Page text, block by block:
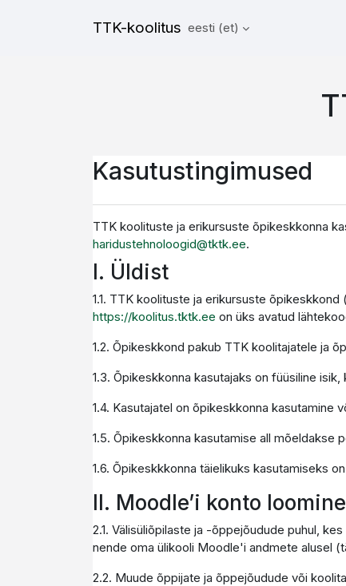
TTK-koolitus eesti ‎(et)‎
Kasutustingimused
TTK koolituste ja erikursuste õpikeskkonna
haridustehnoloogid@tktk.ee.
I. Üldist
1.1. TTK koolituste ja erikursuste
https://koolitus.tktk.ee on üks avatud
1.2. Õpikeskkond pakub TTK koolitajatele ja
1.3. Õpikeskkonna kasutajaks on füüsiline
1.4. Kasutajatel on õpikeskkonna kasutamine
1.5. Õpikeskkonna kasutamise all
1.6. Õpikeskkkonna täielikuks kasutamiseks
II. Moodle’i konto
2.1. Välisüliõpilaste ja -õppejõudude puhul,
nende oma ülikooli Moodle'i andmete alusel
2.2. Muude õppijate ja õppejõudude või